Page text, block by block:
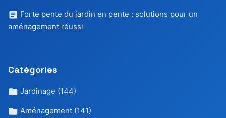
Forte pente du jardin en pente : solutions pour un
aménagement réussi
Catégories
Jardinage (144)
Aménagement (141)